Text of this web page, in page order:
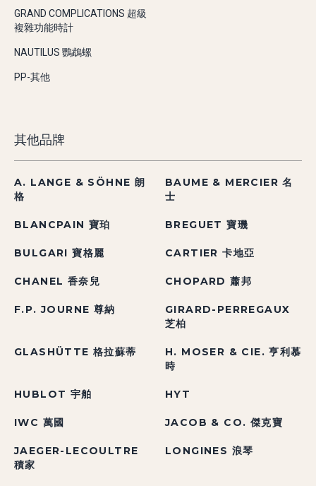
GRAND COMPLICATIONS 超級
複雜功能時計
NAUTILUS 鸚鵡螺
PP-其他
其他品牌
A. LANGE & SÖHNE 朗
格
BAUME & MERCIER 名
士
BLANCPAIN 寶珀 BREGUET 寶璣
BULGARI 寶格麗 CARTIER 卡地亞
CHANEL 香奈兒 CHOPARD 蕭邦
F.P. JOURNE 尊納
GIRARD-PERREGAUX
芝柏
GLASHÜTTE 格拉蘇蒂
H. MOSER & CIE. 亨利慕
時
HUBLOT 宇舶 HYT
IWC 萬國 JACOB & CO. 傑克寶
JAEGER-LECOULTRE
積家
LONGINES 浪琴